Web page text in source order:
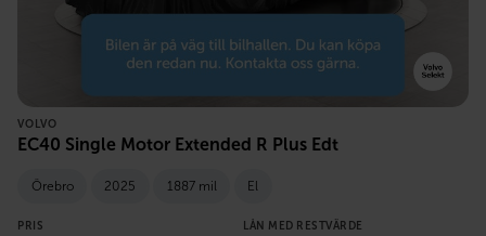
VOLVO
EC40 Single Motor Extended R Plus Edt
Örebro 2025 1887 mil El
PRIS LÅN MED RESTVÄRDE